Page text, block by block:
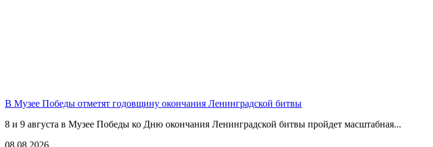
В Музее Победы отметят годовщину окончания Ленинградской битвы
8 и 9 августа в Музее Победы ко Дню окончания Ленинградской битвы пройдет масштабная...
08.08.2026